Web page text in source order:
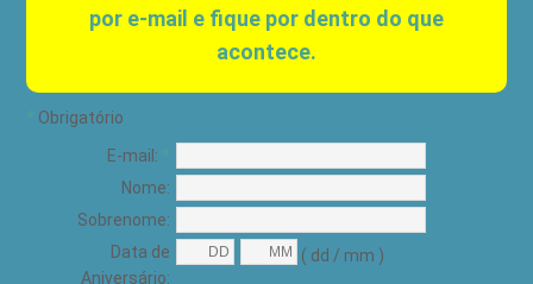
por e-mail e fique por dentro do que
acontece.
* Obrigatório
E-mail: *
Nome:
Sobrenome:
Data de
Aniversário:
( dd / mm )